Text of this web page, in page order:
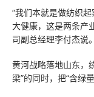
“我们本就是做纺织
大健康，这是两条产
司副总经理李付杰说。
黄河战略落地山东，
梁”的同时，把“含绿